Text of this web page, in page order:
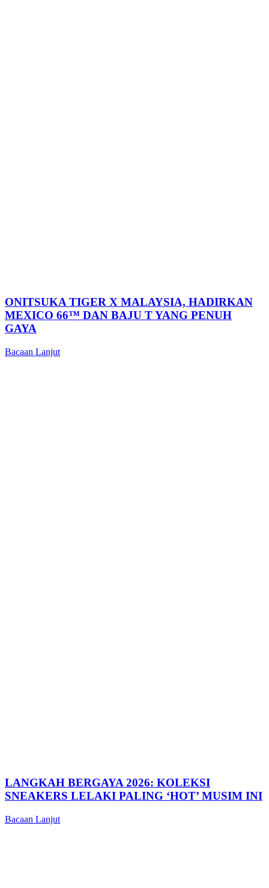
ONITSUKA TIGER X MALAYSIA, HADIRKAN
MEXICO 66™ DAN BAJU T YANG PENUH
GAYA
Bacaan Lanjut
LANGKAH BERGAYA 2026: KOLEKSI
SNEAKERS LELAKI PALING ‘HOT’ MUSIM INI
Bacaan Lanjut